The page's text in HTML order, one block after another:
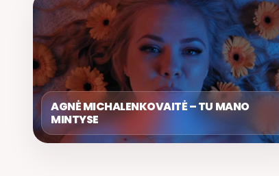
AGNĖ MICHALENKOVAITĖ – TU MANO
MINTYSE